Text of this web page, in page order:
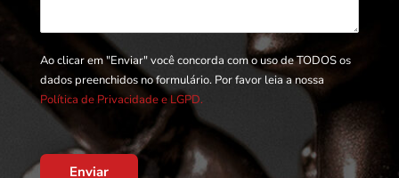
Ao clicar em "Enviar" você concorda com o uso de TODOS os
dados preenchidos no formulário. Por favor leia a nossa
Política de Privacidade e LGPD.
Enviar